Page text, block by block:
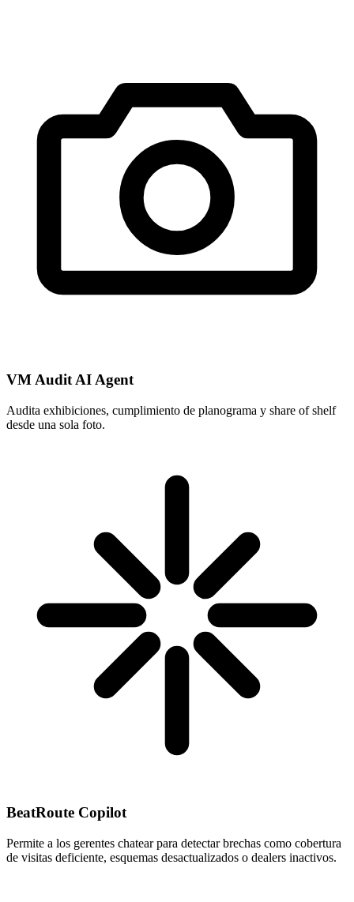
VM Audit AI Agent
Audita exhibiciones, cumplimiento de planograma y share of shelf
desde una sola foto.
BeatRoute Copilot
Permite a los gerentes chatear para detectar brechas como cobertura
de visitas deficiente, esquemas desactualizados o dealers inactivos.